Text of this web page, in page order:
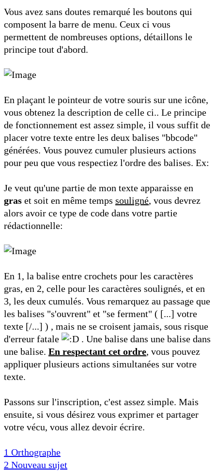
Vous avez sans doutes remarqué les boutons qui
composent la barre de menu. Ceux ci vous
permettent de nombreuses options, détaillons le
principe tout d'abord.
En plaçant le pointeur de votre souris sur une icône,
vous obtenez la description de celle ci.. Le principe
de fonctionnement est assez simple, il vous suffit de
placer votre texte entre les deux balises "bbcode"
générées. Vous pouvez cumuler plusieurs actions
pour peu que vous respectiez l'ordre des balises. Ex:
Je veut qu'une partie de mon texte apparaisse en
gras et soit en même temps souligné, vous devrez
alors avoir ce type de code dans votre partie
rédactionnelle:
En 1, la balise entre crochets pour les caractères
gras, en 2, celle pour les caractères soulignés, et en
3, les deux cumulés. Vous remarquez au passage que
les balises "s'ouvrent" et "se ferment" ( [...] votre
texte [/...] ) , mais ne se croisent jamais, sous risque
d'erreur fatale
. Une balise dans une balise dans
une balise. En respectant cet ordre, vous pouvez
appliquer plusieurs actions simultanées sur votre
texte.
Passons sur l'inscription, c'est assez simple. Mais
ensuite, si vous désirez vous exprimer et partager
votre vécu, vous allez devoir écrire.
1 Orthographe
2 Nouveau sujet